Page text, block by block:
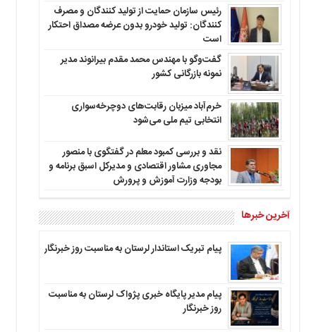
رئیس سازمان حمایت از تولید کنندگان و مصرف
کنندگان: تولید خودرو بدون عرضه مصداق احتکار
است
گفت‌وگو با مهندس محمد مقدم بیرانوند مدیر
نمونه بازرگانی کشور
خرم‌آباد میزبان رقابت‌های دوچرخه‌سواری
انتخابی تیم ملی می‌شود
نقد و بررسی کمبود معلم در گفتگوی با منصور
مجاوری مشاور اقتصادی و مدیرکل اسبق برنامه و
بودجه وزارت آموزش و پرورش
آخرین خبرها
پیام تبریک استاندار لرستان به‌ مناسبت روز خبرنگار
پیام مدیر پایگاه خبری پژواک لرستان به مناسبت
روز خبرنگار